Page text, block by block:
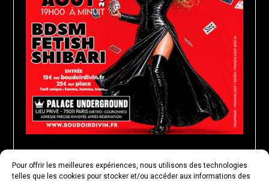
Pour offrir les meilleures expériences, nous utilisons des technologies
telles que les cookies pour stocker et/ou accéder aux informations des
MARDI 25 AOÛT 2026